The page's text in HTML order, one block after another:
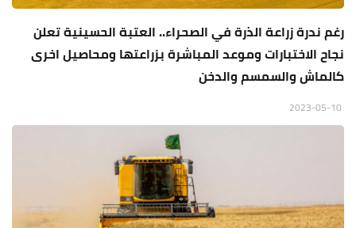
رغم ندرة زراعة الذرة في الصحراء.. العتبة الحسينية تعلن
نجاح الاختبارات وموعد المباشرة بزراعتها ومحاصيل اخرى
كالماش والسمسم والدخن